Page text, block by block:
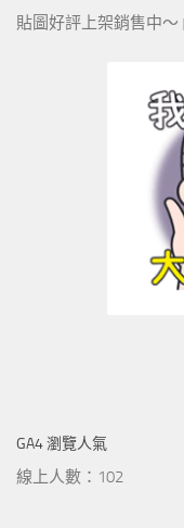
貼圖好評上架銷售中～
GA4 瀏覽人氣
線上人數：102